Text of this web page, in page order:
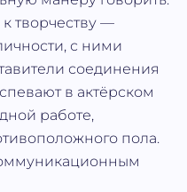
творчеству —
с ними
соединения
в актёрском
работе,
пола.